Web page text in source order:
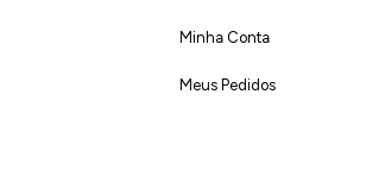
Minha Conta
Meus Pedidos